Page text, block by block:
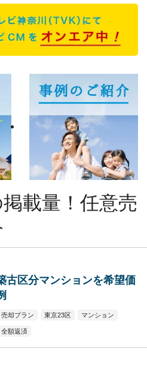
載量！任意売
古区分マンションを希望価
売却プラン 東京23区 マンション
全額返済